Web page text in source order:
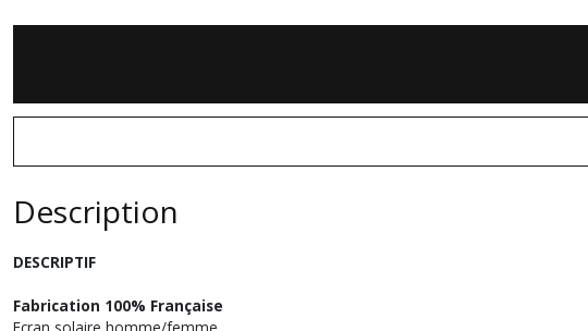
Description
DESCRIPTIF
Fabrication 100% Française